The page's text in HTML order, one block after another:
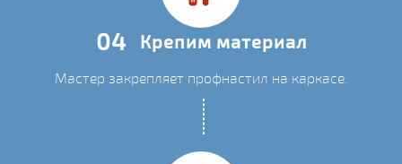
04 Крепим материал
Мастер закрепляет профнастил на каркасе.